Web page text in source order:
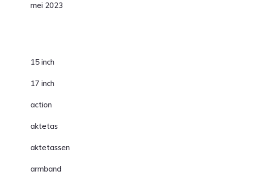
mei 2023
15 inch
17 inch
action
aktetas
aktetassen
armband